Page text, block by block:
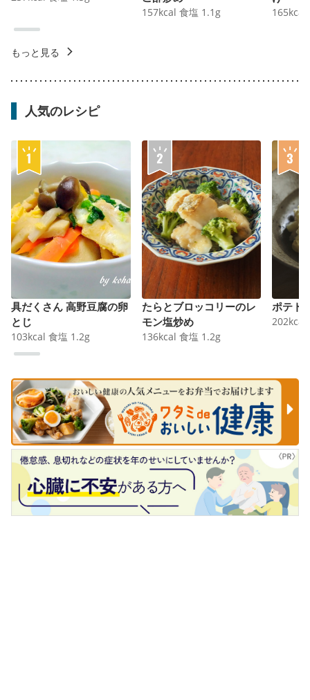
157kcal 食塩 1.1 g 165kcal
もっと見る
人気のレシピ
具だくさん 高野豆腐の卵
とじ
103kcal 食塩 1.2g
たらとブロッコリーのレ
モン塩炒め
136kcal 食塩 1.2g
ポテト
202kcal